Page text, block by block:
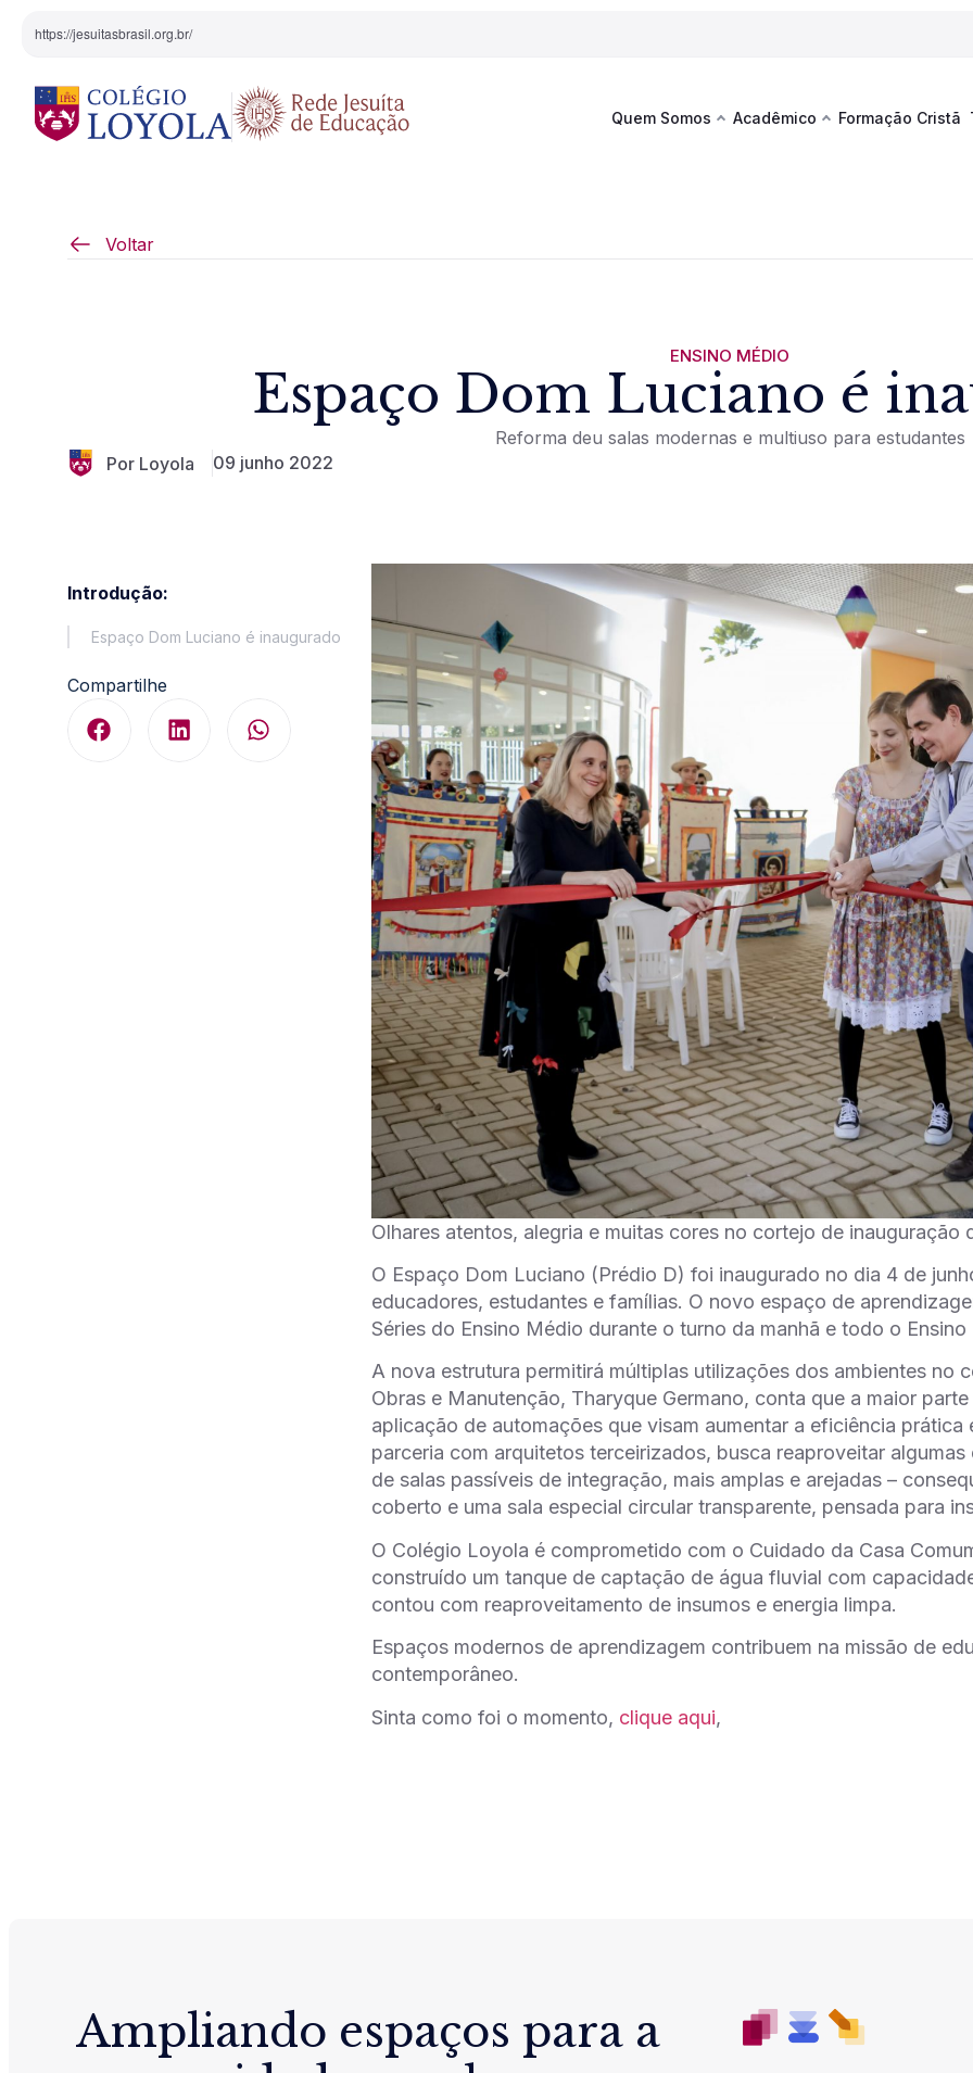
https://jesuitasbrasil.org.br/
Quem Somos
Pedagogia Inaciana
Arte e Cultura
Documentos Institucionais
Acadêmico Formação Cristã
Voltar
ENSINO MÉDIO
Espaço Dom Luciano é
Reforma deu salas modernas e multiuso para estudantes
Por Loyola
09 junho 2022
Introdução:
Espaço Dom Luciano é inaugurado
Compartilhe
Olhares atentos, alegria e muitas cores no cortejo de inauguração
O Espaço Dom Luciano (Prédio D) foi inaugurado no dia 4 de
educadores, estudantes e famílias. O novo espaço de
Séries do Ensino Médio durante o turno da manhã e todo o
A nova estrutura permitirá múltiplas utilizações dos ambientes no
Obras e Manutenção, Tharyque Germano, conta que a maior
aplicação de automações que visam aumentar a eficiência
parceria com arquitetos terceirizados, busca reaproveitar
de salas passíveis de integração, mais amplas e arejadas –
coberto e uma sala especial circular transparente, pensada para
O Colégio Loyola é comprometido com o Cuidado da Casa
construído um tanque de captação de água fluvial com
contou com reaproveitamento de insumos e energia limpa.
Espaços modernos de aprendizagem contribuem na missão de
contemporâneo.
Sinta como foi o momento, clique aqui,
Ampliando espaços para a